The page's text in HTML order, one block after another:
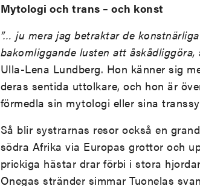
Mytologi och trans – och konst
”… ju mera jag betraktar de
bakomliggande lusten att
Ulla-Lena Lundberg. Hon känner sig
deras sentida uttolkare, och hon är
förmedla sin mytologi eller sina
Så blir systrarnas resor också en
södra Afrika via Europas grottor och
prickiga hästar drar förbi i stora
Onegas stränder simmar Tuonelas